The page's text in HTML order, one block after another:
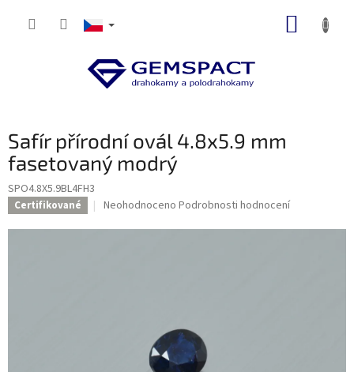
Safír přírodní ovál 4.8x5.9 mm
fasetovaný modrý
SPO4.8X5.9BL4FH3
Certifikované
Průměrné
produktu
Neohodnoceno Podrobnosti hodnocení